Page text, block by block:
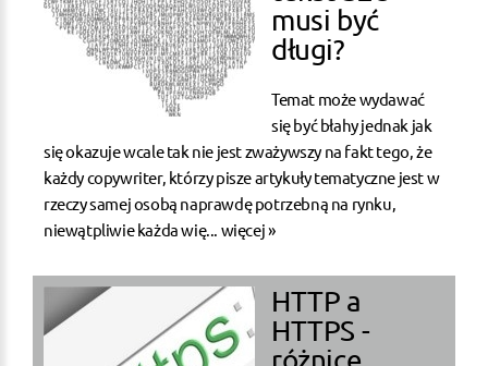
musi być
długi?
Temat może wydawać
się być błahy jednak jak
się okazuje wcale tak nie jest zważywszy na fakt tego, że
każdy copywriter, którzy pisze artykuły tematyczne jest w
rzeczy samej osobą naprawdę potrzebną na rynku,
niewątpliwie każda wię... więcej »
HTTP a
HTTPS -